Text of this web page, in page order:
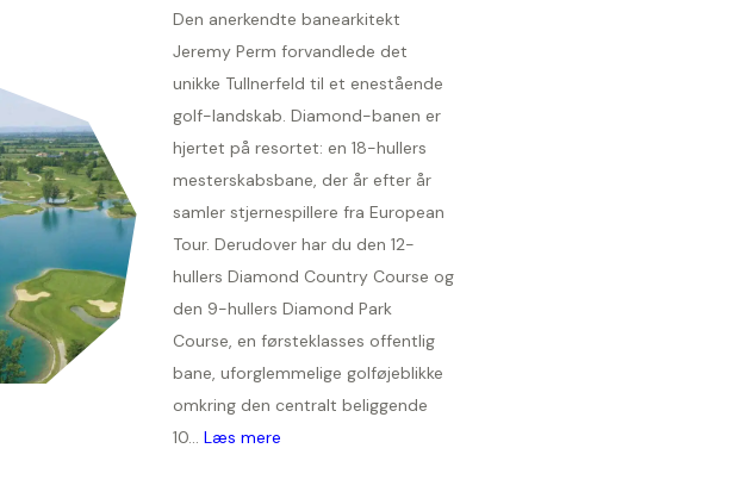
Den anerkendte banearkitekt
Jeremy Perm forvandlede det
unikke Tullnerfeld til et enestående
golf-landskab. Diamond-banen er
hjertet på resortet: en 18-hullers
mesterskabsbane, der år efter år
samler stjernespillere fra European
Tour. Derudover har du den 12-
hullers Diamond Country Course og
den 9-hullers Diamond Park
Course, en førsteklasses offentlig
bane, uforglemmelige golføjeblikke
omkring den centralt beliggende
10... Læs mere